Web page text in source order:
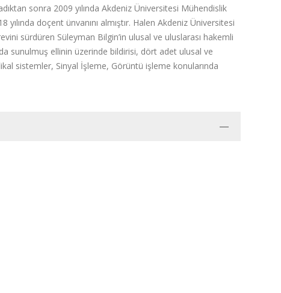
sonra 2009 yılında Akdeniz Üniversitesi Mühendislik
doçent ünvanını almıştır. Halen Akdeniz Üniversitesi
sürdüren Süleyman Bilgin’in ulusal ve uluslarası hakemli
sunulmuş ellinin üzerinde bildirisi, dört adet ulusal ve
sistemler, Sinyal İşleme, Görüntü işleme konularında